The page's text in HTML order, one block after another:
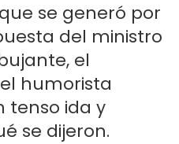
se generó por
del ministro
el
humorista
tenso ida y
se dijeron.